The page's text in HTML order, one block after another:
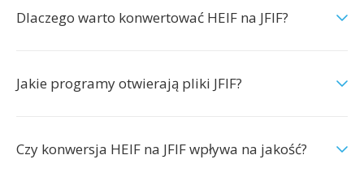
Dlaczego warto konwertować HEIF na JFIF?
Jakie programy otwierają pliki JFIF?
Czy konwersja HEIF na JFIF wpływa na jakość?